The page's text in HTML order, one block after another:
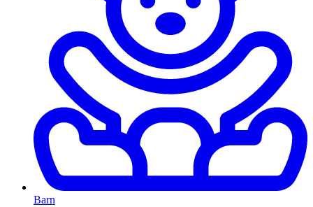
Barn